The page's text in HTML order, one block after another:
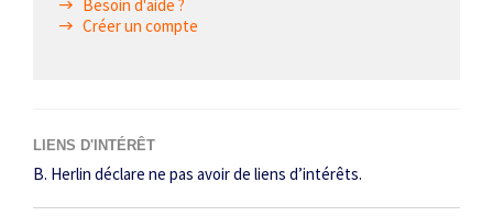
Besoin d'aide ?
Créer un compte
LIENS D'INTÉRÊT
B. Herlin déclare ne pas avoir de liens d’intérêts.